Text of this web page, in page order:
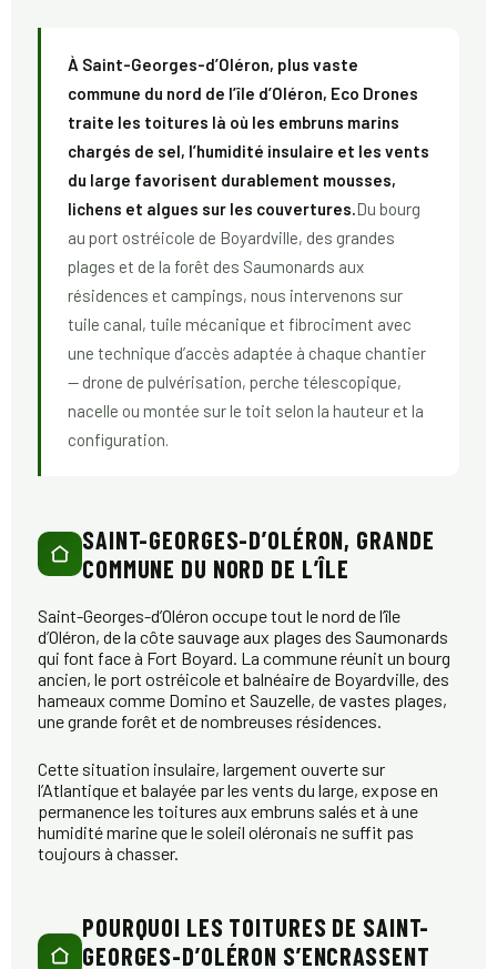
À Saint-Georges-d’Oléron, plus vaste
commune du nord de l’île d’Oléron, Eco Drones
traite les toitures là où les embruns marins
chargés de sel, l’humidité insulaire et les vents
du large favorisent durablement mousses,
lichens et algues sur les couvertures.Du bourg
au port ostréicole de Boyardville, des grandes
plages et de la forêt des Saumonards aux
résidences et campings, nous intervenons sur
tuile canal, tuile mécanique et fibrociment avec
une technique d’accès adaptée à chaque chantier
— drone de pulvérisation, perche télescopique,
nacelle ou montée sur le toit selon la hauteur et la
configuration.
SAINT-GEORGES-D’OLÉRON, GRANDE
COMMUNE DU NORD DE L’ÎLE
Saint-Georges-d’Oléron occupe tout le nord de l’île
d’Oléron, de la côte sauvage aux plages des Saumonards
qui font face à Fort Boyard. La commune réunit un bourg
ancien, le port ostréicole et balnéaire de Boyardville, des
hameaux comme Domino et Sauzelle, de vastes plages,
une grande forêt et de nombreuses résidences.
Cette situation insulaire, largement ouverte sur
l’Atlantique et balayée par les vents du large, expose en
permanence les toitures aux embruns salés et à une
humidité marine que le soleil oléronais ne suffit pas
toujours à chasser.
POURQUOI LES TOITURES DE SAINT-
GEORGES-D’OLÉRON S’ENCRASSENT